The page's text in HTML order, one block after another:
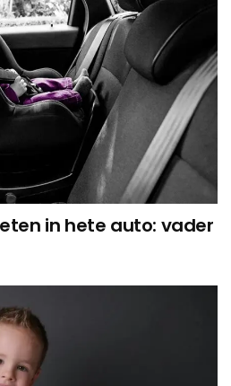
in hete auto: vader